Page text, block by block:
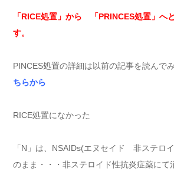
「RICE処置」から 「PRINCES処置」へ
す。
PINCES処置の詳細は以前の記事を読ん
ちらから
RICE処置になかった
「N」は、NSAIDs(エヌセイド 非ステロ
のまま・・・非ステロイド性抗炎症薬にて